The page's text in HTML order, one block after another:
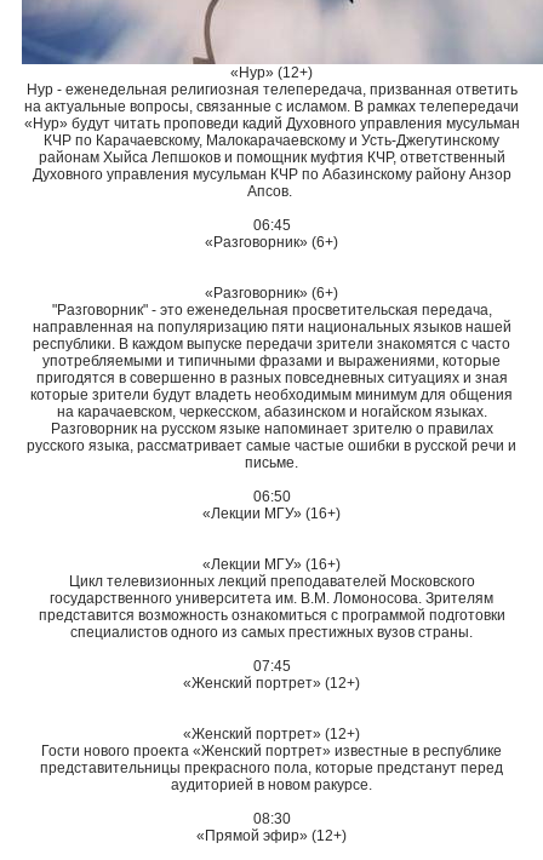
«Нур» (12+)
Нур - еженедельная религиозная телепередача, призванная ответить
на актуальные вопросы, связанные с исламом. В рамках телепередачи
«Нур» будут читать проповеди кадий Духовного управления мусульман
КЧР по Карачаевскому, Малокарачаевскому и Усть-Джегутинскому
районам Хыйса Лепшоков и помощник муфтия КЧР, ответственный
Духовного управления мусульман КЧР по Абазинскому району Анзор
Апсов.
06:45
«Разговорник» (6+)
«Разговорник» (6+)
"Разговорник" - это еженедельная просветительская передача,
направленная на популяризацию пяти национальных языков нашей
республики. В каждом выпуске передачи зрители знакомятся с часто
употребляемыми и типичными фразами и выражениями, которые
пригодятся в совершенно в разных повседневных ситуациях и зная
которые зрители будут владеть необходимым минимум для общения
на карачаевском, черкесском, абазинском и ногайском языках.
Разговорник на русском языке напоминает зрителю о правилах
русского языка, рассматривает самые частые ошибки в русской речи и
письме.
06:50
«Лекции МГУ» (16+)
«Лекции МГУ» (16+)
Цикл телевизионных лекций преподавателей Московского
государственного университета им. В.М. Ломоносова. Зрителям
представится возможность ознакомиться с программой подготовки
специалистов одного из самых престижных вузов страны.
07:45
«Женский портрет» (12+)
«Женский портрет» (12+)
Гости нового проекта «Женский портрет» известные в республике
представительницы прекрасного пола, которые предстанут перед
аудиторией в новом ракурсе.
08:30
«Прямой эфир» (12+)